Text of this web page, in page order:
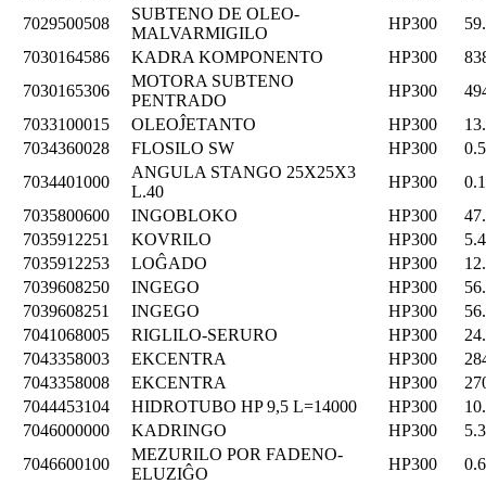
7029500508
SUBTENO DE OLEO-
MALVARMIGILO
HP300
7030164586
KADRA KOMPONENTO HP300
7030165306
MOTORA SUBTENO
PENTRADO
HP300
7033100015
OLEOĴETANTO HP300
7034360028
FLOSILO SW HP300
7034401000
ANGULA STANGO 25X25X3
L.40
HP300
7035800600
INGOBLOKO HP300
7035912251
KOVRILO HP300
7035912253
LOĜADO HP300
7039608250
INGEGO HP300
7039608251
INGEGO HP300
7041068005
RIGLILO-SERURO HP300
7043358003
EKCENTRA HP300
7043358008
EKCENTRA HP300
7044453104
HIDROTUBO HP 9,5 L=14000 HP300
7046000000
KADRINGO HP300
7046600100
MEZURILO POR FADENO-
ELUZIĜO
HP300